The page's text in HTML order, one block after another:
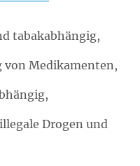
tabakabhängig,
von Medikamenten,
Drogen und